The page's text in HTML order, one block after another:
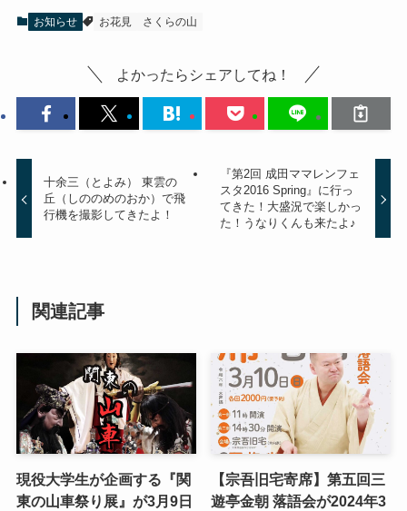
お知らせ お花見 さくらの山
よかったらシェアしてね！
十余三（とよみ） 東雲の
丘（しののめのおか）で飛
行機を撮影してきたよ！
『第2回 成田ママレンフェ
スタ2016 Spring』に行っ
てきた！大盛況で楽しかっ
た！うなりくんも来たよ♪
関連記事
現役大学生が企画する『関
東の山車祭り展』が3月9日
【宗吾旧宅寄席】第五回三
遊亭金朝 落語会が2024年3